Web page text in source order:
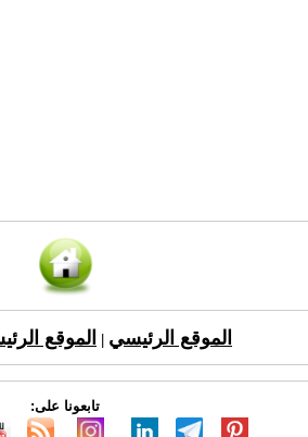
الموقع الرئيسي الموقع
تابعونا على: